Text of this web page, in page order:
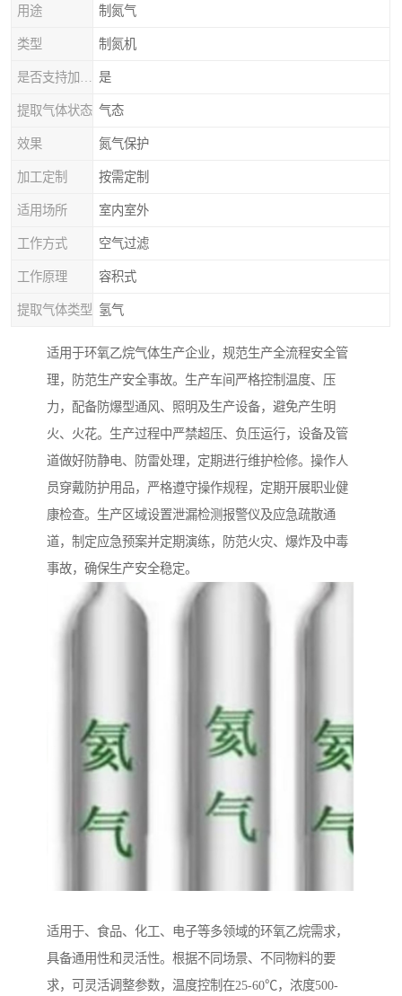
用途 制氮气
类型 制氮机
是
提取气体状态 气态
效果 氮气保护
加工定制 按需定制
适用场所 室内室外
工作方式 空气过滤
工作原理 容积式
提取气体类型 氢气
适用于环氧乙烷气体生产企业，规范生产全流程安全管
理，防范生产安全事故。生产车间严格控制温度、压
力，配备防爆型通风、照明及生产设备，避免产生明
火、火花。生产过程中严禁超压、负压运行，设备及管
道做好防静电、防雷处理，定期进行维护检修。操作人
员穿戴防护用品，严格遵守操作规程，定期开展职业健
康检查。生产区域设置泄漏检测报警仪及应急疏散通
道，制定应急预案并定期演练，防范火灾、爆炸及中毒
事故，确保生产安全稳定。
适用于、食品、化工、电子等多领域的环氧乙烷需求，
具备通用性和灵活性。根据不同场景、不同物料的要
求，可灵活调整参数，温度控制在25-60℃，浓度500-